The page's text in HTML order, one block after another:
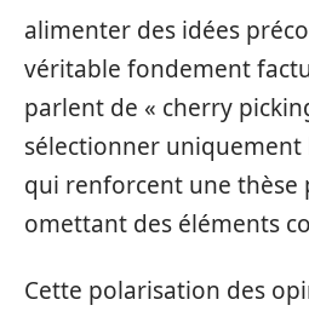
alimenter des idées
véritable fondement
parlent de « cherry
sélectionner
qui renforcent une
omettant des éléments
Cette polarisation des